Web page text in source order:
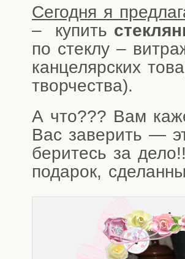
Сего­дня я
– купить
по стек­лу –
кан­це­ляр­ских
творчества).
А что??? Вам
Вас заве­рить —
бери­тесь за
пода­рок,